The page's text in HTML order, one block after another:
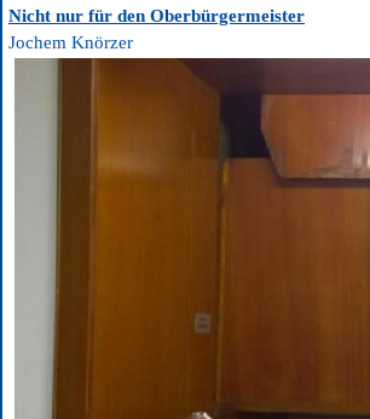
Nicht nur für den Oberbürgermeister
Jochem Knörzer